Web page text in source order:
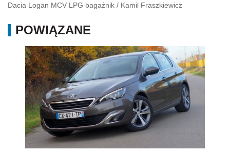
Dacia Logan MCV LPG bagażnik / Kamil Fraszkiewicz
POWIĄZANE